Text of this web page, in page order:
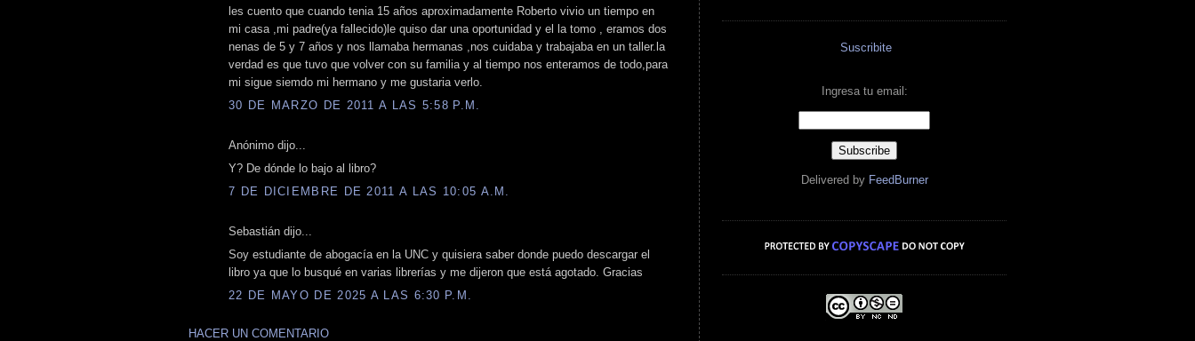
les cuento que cuando tenia 15 años aproximadamente Roberto vivio un tiempo en
mi casa ,mi padre(ya fallecido)le quiso dar una oportunidad y el la tomo , eramos dos
nenas de 5 y 7 años y nos llamaba hermanas ,nos cuidaba y trabajaba en un taller.la
verdad es que tuvo que volver con su familia y al tiempo nos enteramos de todo,para
mi sigue siemdo mi hermano y me gustaria verlo.
30 DE MARZO DE 2011 A LAS 5:58 P.M.
Anónimo dijo...
Y? De dónde lo bajo al libro?
7 DE DICIEMBRE DE 2011 A LAS 10:05 A.M.
Sebastián dijo...
Soy estudiante de abogacía en la UNC y quisiera saber donde puedo descargar el
libro ya que lo busqué en varias librerías y me dijeron que está agotado. Gracias
22 DE MAYO DE 2025 A LAS 6:30 P.M.
HACER UN COMENTARIO
Suscribite
Ingresa tu email:
Delivered by FeedBurner